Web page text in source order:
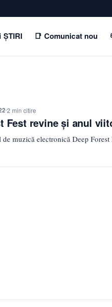
ȘTIRI 📑 Comunicat nou
2 min citire
Fest revine și anul
muzică electronică Deep